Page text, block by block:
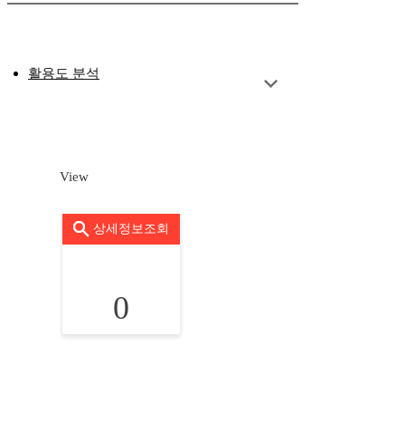
활용도 분석
View
상세정보조회
0